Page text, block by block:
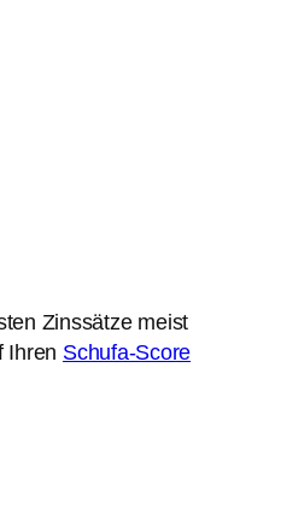
Zinssätze meist
Ihren Schufa-Score